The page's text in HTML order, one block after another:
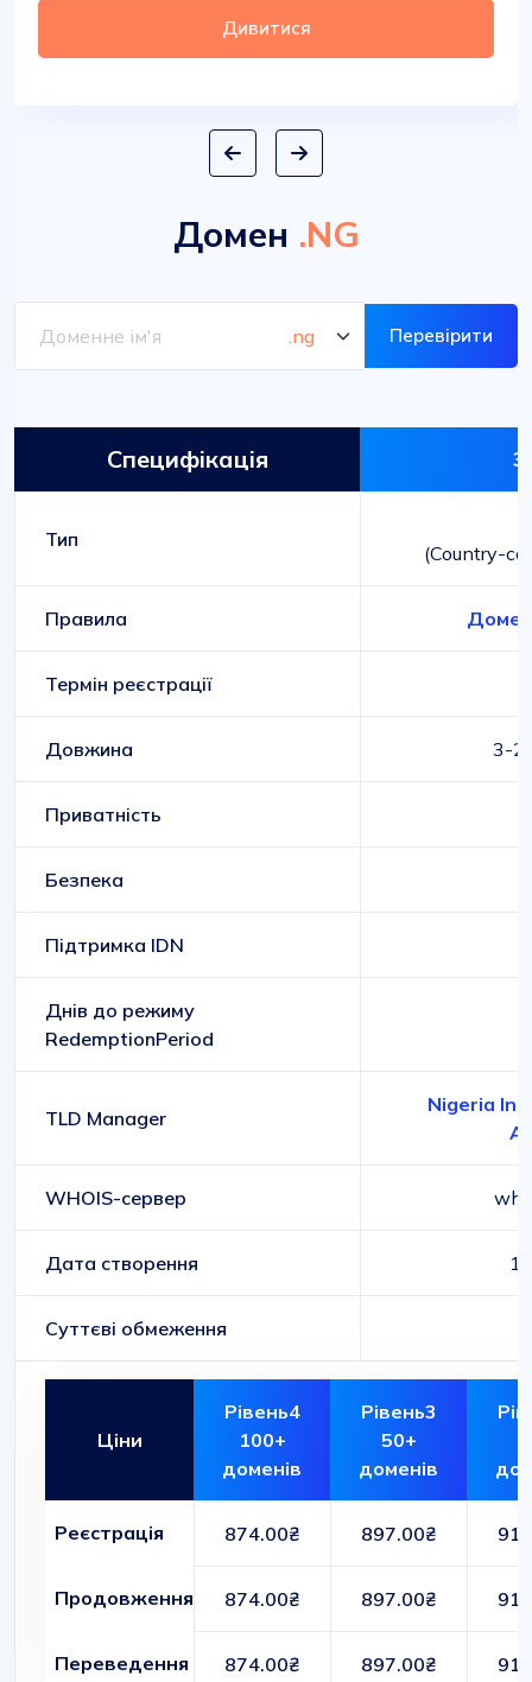
Дивитися
Домен .NG
Перевірити
Специфікація
Тип
(Country-
Правила
Термін реєстрації
Довжина 3-
Приватність
Безпека
Підтримка IDN
Днів до режиму
RedemptionPeriod
TLD Manager
Nigeria
WHOIS-сервер
Дата створення
Суттєві обмеження
Ціни
Рівень4
100+
доменів
Рівень3
50+
доменів
Реєстрація 874.00₴ 897.00₴
Продовження 874.00₴ 897.00₴
Переведення 874.00₴ 897.00₴